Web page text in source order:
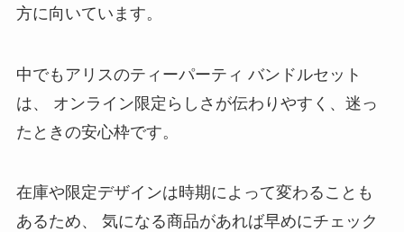
方に向いています。
中でもアリスのティーパーティ バンドルセット
は、 オンライン限定らしさが伝わりやすく、迷っ
たときの安心枠です。
在庫や限定デザインは時期によって変わることも
あるため、 気になる商品があれば早めにチェック